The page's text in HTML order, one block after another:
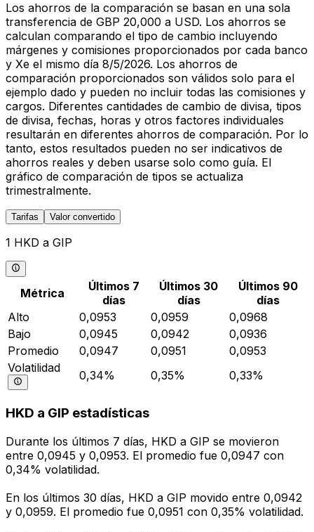
Los ahorros de la comparación se basan en una sola
transferencia de GBP 20,000 a USD. Los ahorros se
calculan comparando el tipo de cambio incluyendo
márgenes y comisiones proporcionados por cada banco
y Xe el mismo día 8/5/2026. Los ahorros de
comparación proporcionados son válidos solo para el
ejemplo dado y pueden no incluir todas las comisiones y
cargos. Diferentes cantidades de cambio de divisa, tipos
de divisa, fechas, horas y otros factores individuales
resultarán en diferentes ahorros de comparación. Por lo
tanto, estos resultados pueden no ser indicativos de
ahorros reales y deben usarse solo como guía. El
gráfico de comparación de tipos se actualiza
trimestralmente.
Tarifas Valor convertido
1 HKD a GIP
Métrica
Últimos 7
días
Últimos 30
días
Últimos 90
días
Alto
0,0953 0,0959
0,0968
Bajo
0,0945 0,0942
0,0936
Promedio
0,0947 0,0951
0,0953
Volatilidad
0,34% 0,35% 0,33%
HKD a GIP estadísticas
Durante los últimos 7 días, HKD a GIP se movieron
entre 0,0945 y 0,0953. El promedio fue 0,0947 con
0,34% volatilidad.
En los últimos 30 días, HKD a GIP movido entre 0,0942
y 0,0959. El promedio fue 0,0951 con 0,35% volatilidad.